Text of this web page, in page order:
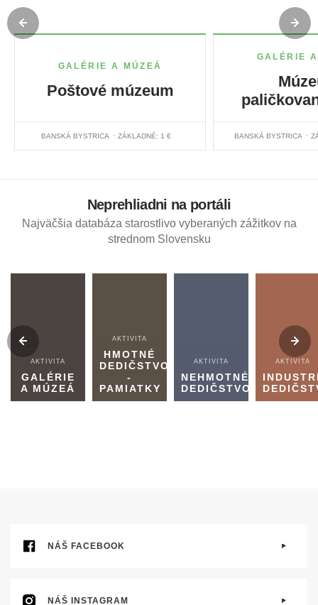
GALÉRIE A MÚZEÁ
Poštové múzeum
BANSKÁ BYSTRICA ZÁKLADNÉ: 1 €
GALÉRIE
BANSKÁ BYSTRICA
Neprehliadni na portáli
Najväčšia databáza starostlivo vyberaných zážitkov na
strednom Slovensku
AKTIVITA
GALÉRIE
A MÚZEÁ
AKTIVITA
HMOTNÉ
DEDIČSTVO
-
PAMIATKY
AKTIVITA
NEHMOTNÉ
DEDIČSTVO
AKTIVITA
NÁŠ FACEBOOK
NÁŠ INSTAGRAM